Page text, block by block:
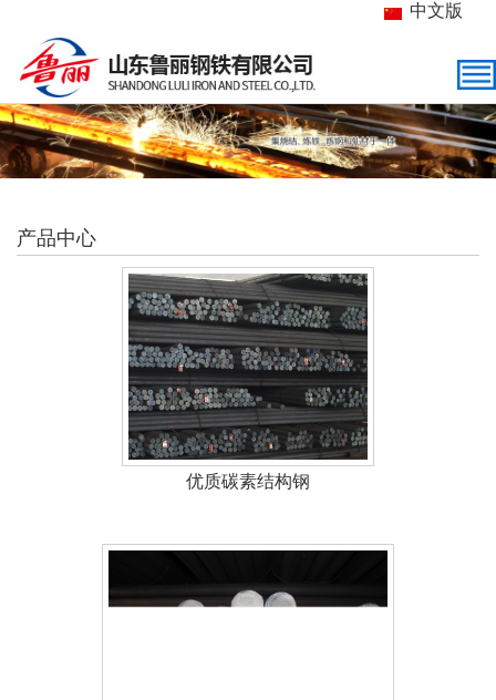
中文版
产品中心
优质碳素结构钢